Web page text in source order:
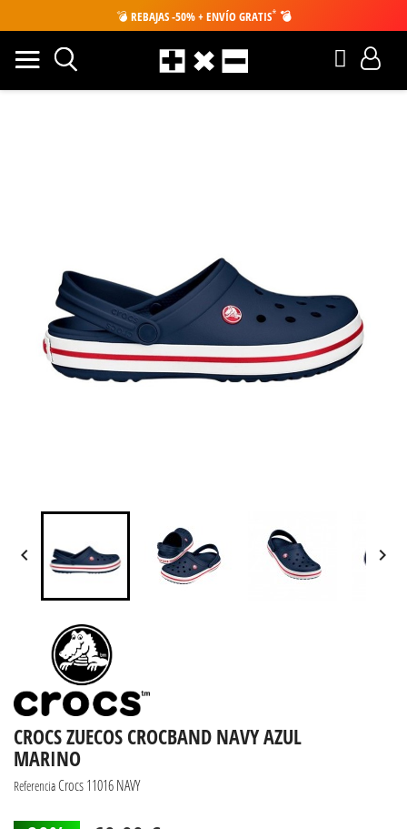
💣 REBAJAS -50% + ENVÍO GRATIS* 💣
 
CROCS ZUECOS CROCBAND NAVY AZUL
MARINO
Referencia Crocs 11016 NAVY